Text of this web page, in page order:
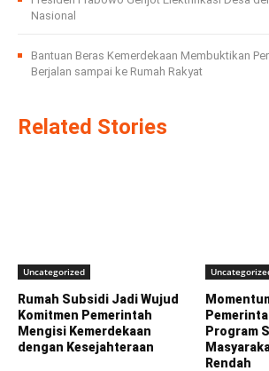
Nasional
Bantuan Beras Kemerdekaan Membuktikan
Berjalan sampai ke Rumah Rakyat
Related Stories
Uncategorized
Rumah Subsidi Jadi Wujud
Komitmen Pemerintah
Mengisi Kemerdekaan
dengan Kesejahteraan
Program
Rendah